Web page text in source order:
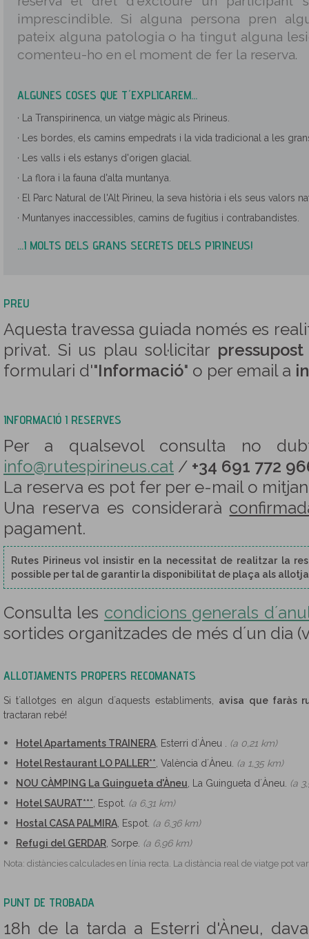
imprescindible. Si alguna persona pren
pateix alguna patologia o ha tingut alguna
comenteu-ho en el moment de fer la reserva.
ALGUNES COSES QUE T´EXPLICAREM...
· La Transpirinenca, un viatge màgic als Pirineus.
· Les bordes, els camins empedrats i la vida tradicional a les
· Les valls i els estanys d'origen glacial.
· La flora i la fauna d'alta muntanya.
· El Parc Natural de l'Alt Pirineu, la seva història i els seus valors
· Muntanyes inaccessibles, camins de fugitius i contrabandistes.
...I MOLTS DELS GRANS SECRETS DELS PIRINEUS!
PREU
Aquesta travessa guiada només es
privat. Si us plau sol·licitar
formulari d'"Informació" o per email a
INFORMACIÓ I RESERVES
Per a qualsevol consulta no
info@rutespirineus.cat / +34 691 772
La reserva es pot fer per e-mail o
Una reserva es considerarà
pagament.
Rutes Pirineus vol insistir en la necessitat de realitzar la
possible per tal de garantir la disponibilitat de plaça als
Consulta les condicions generals
sortides organitzades de més d´un dia
ALLOTJAMENTS PROPERS RECOMANATS
Si t´allotges en algun d´aquests establiments, avisa que faràs
tractaran rebé!
Hotel Apartaments TRAINERA , Esterri d´Àneu . (a 0,21 km)
Hotel Restaurant LO PALLER** , València d´Àneu. (a 1,35 km)
NOU CÀMPING La Guingueta d'Àneu , La Guingueta d´Àneu. (a
Hotel SAURAT*** , Espot. (a 6,31 km)
Hostal CASA PALMIRA , Espot. (a 6,36 km)
Refugi del GERDAR , Sorpe. (a 6,96 km)
Nota: distàncies calculades en línia recta. La distància real de viatge pot
PUNT DE TROBADA
18h de la tarda a Esterri d'Àneu,